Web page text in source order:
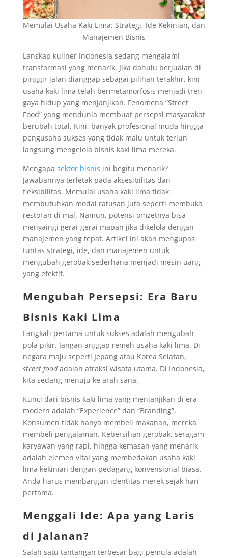
Memulai Usaha Kaki Lima: Strategi, Ide Kekinian, dan
Manajemen Bisnis
Lanskap kuliner Indonesia sedang mengalami
transformasi yang menarik. Jika dahulu berjualan di
pinggir jalan dianggap sebagai pilihan terakhir, kini
usaha kaki lima telah bermetamorfosis menjadi tren
gaya hidup yang menjanjikan. Fenomena “Street
Food” yang mendunia membuat persepsi masyarakat
berubah total. Kini, banyak profesional muda hingga
pengusaha sukses yang tidak malu untuk terjun
langsung mengelola bisnis kaki lima mereka.
Mengapa sektor bisnis ini begitu menarik?
Jawabannya terletak pada aksesibilitas dan
fleksibilitas. Memulai usaha kaki lima tidak
membutuhkan modal ratusan juta seperti membuka
restoran di mal. Namun, potensi omzetnya bisa
menyaingi gerai-gerai mapan jika dikelola dengan
manajemen yang tepat. Artikel ini akan mengupas
tuntas strategi, ide, dan manajemen untuk
mengubah gerobak sederhana menjadi mesin uang
yang efektif.
Mengubah Persepsi: Era Baru
Bisnis Kaki Lima
Langkah pertama untuk sukses adalah mengubah
pola pikir. Jangan anggap remeh usaha kaki lima. Di
negara maju seperti Jepang atau Korea Selatan,
street foodadalah atraksi wisata utama. Di Indonesia,
kita sedang menuju ke arah sana.
Kunci dari bisnis kaki lima yang menjanjikan di era
modern adalah “Experience” dan “Branding”.
Konsumen tidak hanya membeli makanan, mereka
membeli pengalaman. Kebersihan gerobak, seragam
karyawan yang rapi, hingga kemasan yang menarik
adalah elemen vital yang membedakan usaha kaki
lima kekinian dengan pedagang konvensional biasa.
Anda harus membangun identitas merek sejak hari
pertama.
Menggali Ide: Apa yang Laris
di Jalanan?
Salah satu tantangan terbesar bagi pemula adalah